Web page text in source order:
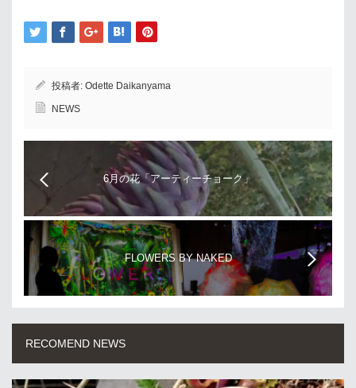
投稿者: Odette Daikanyama
NEWS
6月の花「アーティーチョーク」
FLOWERS BY NAKED
RECOMEND NEWS